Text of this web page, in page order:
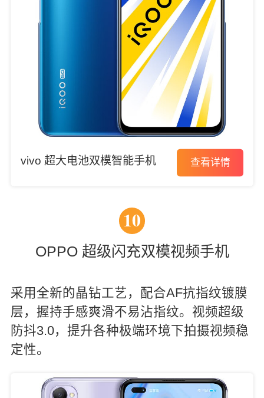
vivo 超大电池双模智能手机 查看详情
10
OPPO 超级闪充双模视频手机
采用全新的晶钻工艺，配合AF抗指纹镀膜
层，握持手感爽滑不易沾指纹。视频超级
防抖3.0，提升各种极端环境下拍摄视频稳
定性。